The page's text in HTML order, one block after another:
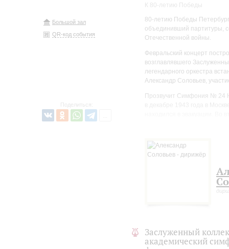
Большой зал
QR-код события
Поделиться:
К 80-летию Победы
80-летию Победы
объединивший партитуры,
Отечественной войны.
Февральский концерт
возглавлявшего
легендарного оркестра
Александр Соловьев,
Прозвучит Симфония № 24
Мясковский приступил к
конечно, эта музыка
«озарена отблеском
«черты той строгой
русской музыки,
советский композитор,
Заслуженный
академический